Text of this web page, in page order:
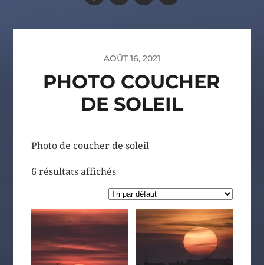
AOÛT 16, 2021
PHOTO COUCHER
DE SOLEIL
Photo de coucher de soleil
6 résultats affichés